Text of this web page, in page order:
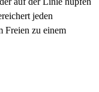
jeden
Freien zu einem